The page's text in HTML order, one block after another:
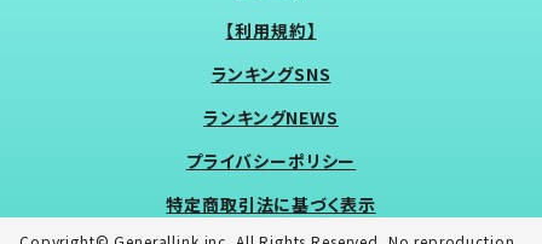
【利用規約】
ランキングSNS
ランキングNEWS
プライバシーポリシー
特定商取引法に基づく表示